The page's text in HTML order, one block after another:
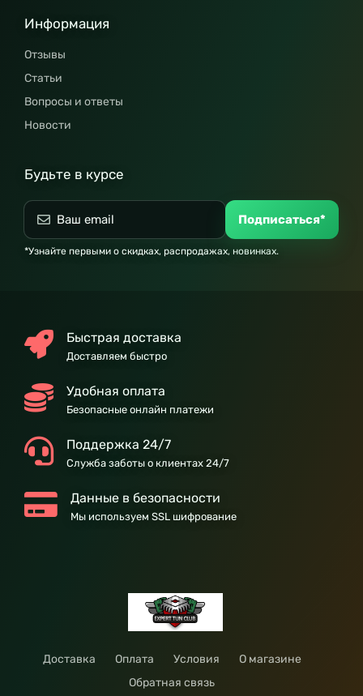
Информация
Отзывы
Статьи
Вопросы и ответы
Новости
Будьте в курсе
Подписаться*
*Узнайте первыми о скидках, распродажах, новинках.
Быстрая доставка
Доставляем быстро
Удобная оплата
Безопасные онлайн платежи
Поддержка 24/7
Служба заботы о клиентах 24/7
Данные в безопасности
Мы используем SSL шифрование
Доставка Оплата Условия
О магазине
Обратная связь